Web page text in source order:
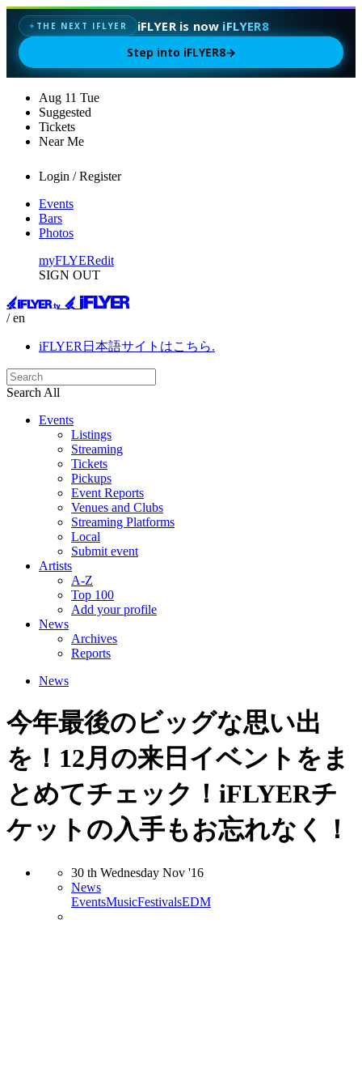
✦ THE NEXT IFLYER iFLYER is now iFLYER8
Step into iFLYER8→
Aug 11 Tue
Suggested
Tickets
Near Me
Login / Register
Events
Bars
Photos
myFLYERedit
SIGN OUT
/ en
iFLYER日本語サイトはこちら.
Search All
Events
Listings
Streaming
Tickets
Pickups
Event Reports
Venues and Clubs
Streaming Platforms
Local
Submit event
Artists
A-Z
Top 100
Add your profile
News
Archives
Reports
News
今年最後のビッグな思い出
を！12月の来日イベントをま
とめてチェック！iFLYERチ
ケットの入手もお忘れなく！
30 th Wednesday Nov '16
News
EventsMusicFestivalsEDM